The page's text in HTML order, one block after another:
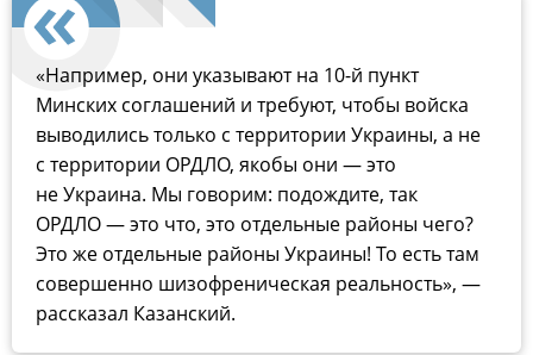
«Например, они указывают на 10-й пункт
Минских соглашений и требуют, чтобы войска
выводились только с территории Украины, а не
с территории ОРДЛО, якобы они — это
не Украина. Мы говорим: подождите, так
ОРДЛО — это что, это отдельные районы чего?
Это же отдельные районы Украины! То есть там
совершенно шизофреническая реальность», —
рассказал Казанский.